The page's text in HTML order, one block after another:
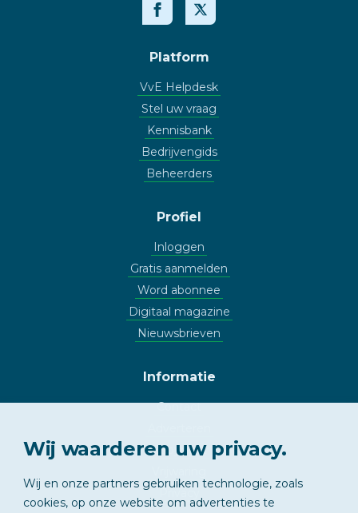
Platform
VvE Helpdesk
Stel uw vraag
Kennisbank
Bedrijvengids
Beheerders
Profiel
Inloggen
Gratis aanmelden
Word abonnee
Digitaal magazine
Nieuwsbrieven
Informatie
Contact
Copyright
Wij waarderen uw privacy.
Wij en onze partners gebruiken technologie, zoals
cookies, op onze website om advertenties te